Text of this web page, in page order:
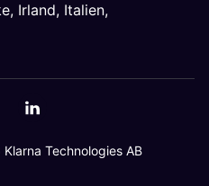
, Irland, Italien,
Technologies AB